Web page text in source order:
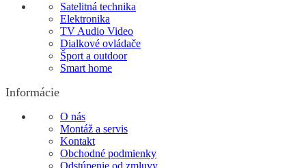
Satelitná technika
Elektronika
TV Audio Video
Dialkové ovládače
Šport a outdoor
Smart home
Informácie
O nás
Montáž a servis
Kontakt
Obchodné podmienky